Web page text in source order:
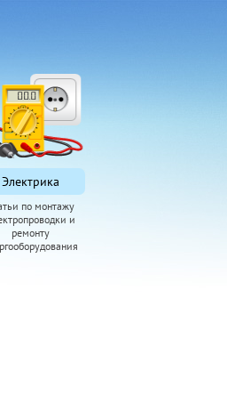
Электрика
по монтажу
и
ремонту